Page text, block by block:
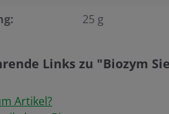
25 g
Links zu "Biozym
Artikel?